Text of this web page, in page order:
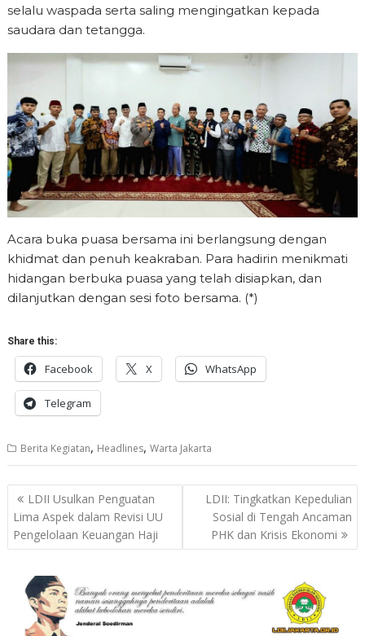
selalu waspada serta saling mengingatkan kepada
saudara dan tetangga.
Acara buka puasa bersama ini berlangsung dengan
khidmat dan penuh keakraban. Para hadirin menikmati
hidangan berbuka puasa yang telah disiapkan, dan
dilanjutkan dengan sesi foto bersama. (*)
Share this:
Facebook X WhatsApp
Telegram
Berita Kegiatan, Headlines,Warta Jakarta
Post
navigation
LDII Usulkan Penguatan
Lima Aspek dalam Revisi UU
Pengelolaan Keuangan Haji
LDII: Tingkatkan Kepedulian
Sosial di Tengah Ancaman
PHK dan Krisis Ekonomi